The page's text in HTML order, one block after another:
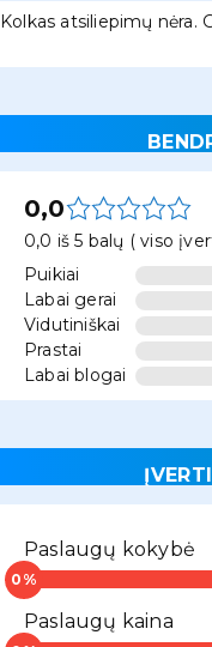
Kolkas atsiliepimų nėra.
0,0
0,0 iš 5 balų ( viso
Puikiai
Labai gerai
Vidutiniškai
Prastai
Labai blogai
Paslaugų kokybė
Paslaugų kaina